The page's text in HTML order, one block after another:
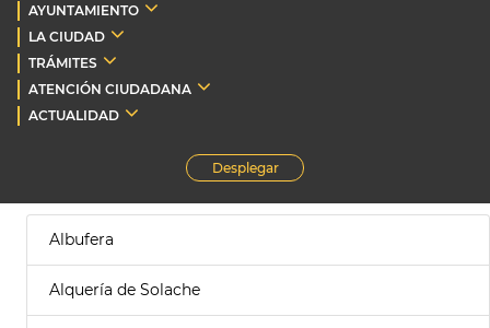
AYUNTAMIENTO
LA CIUDAD
TRÁMITES
ATENCIÓN CIUDADANA
ACTUALIDAD
Desplegar
Albufera
Alquería de Solache